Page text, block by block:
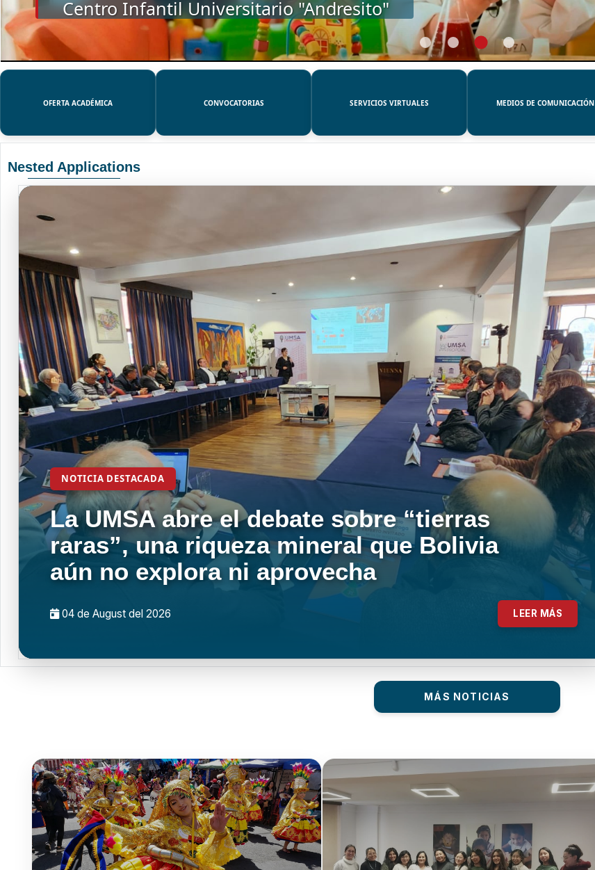
SSUE
OFERTA ACADÉMICA CONVOCATORIAS SERVICIOS VIRTUALES MEDIOS DE COMUNICACIÓN
Nested Applications
NOTICIA DESTACADA
La UMSA abre el debate sobre “tierras
raras”, una riqueza mineral que Bolivia
aún no explora ni aprovecha
04 de August del 2026 LEER MÁS
MÁS NOTICIAS